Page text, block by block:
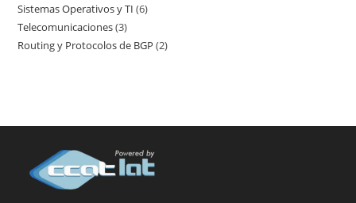
productos
Sistemas Operativos y TI 66
Telecomunicaciones 33
productos
Routing y Protocolos de BGP 22